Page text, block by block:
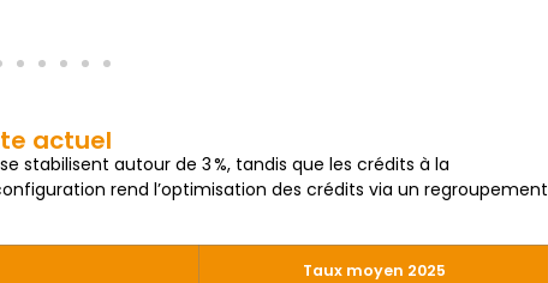
actuel
stabilisent autour de 3 %, tandis que les crédits à la
rend l’optimisation des crédits via un regroupement
Taux moyen 2025